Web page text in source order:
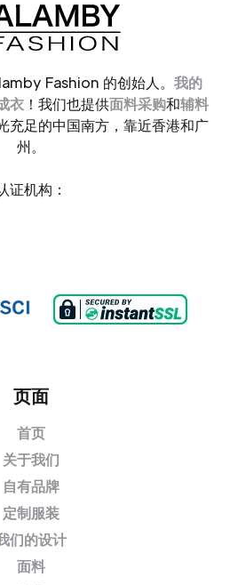
Fashion 的创始人。 我的
衣 ！我们也提供面料采购和辅料
充足的中国南方，靠近香港和广
州。
证机构：
页面
首页
关于我们
自有品牌
定制服装
们的设计
面料